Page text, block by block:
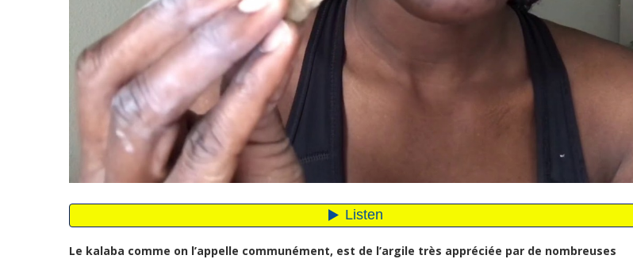
Le kalaba comme on l’appelle communément, est de l’argile très appréciée par de nombreuses